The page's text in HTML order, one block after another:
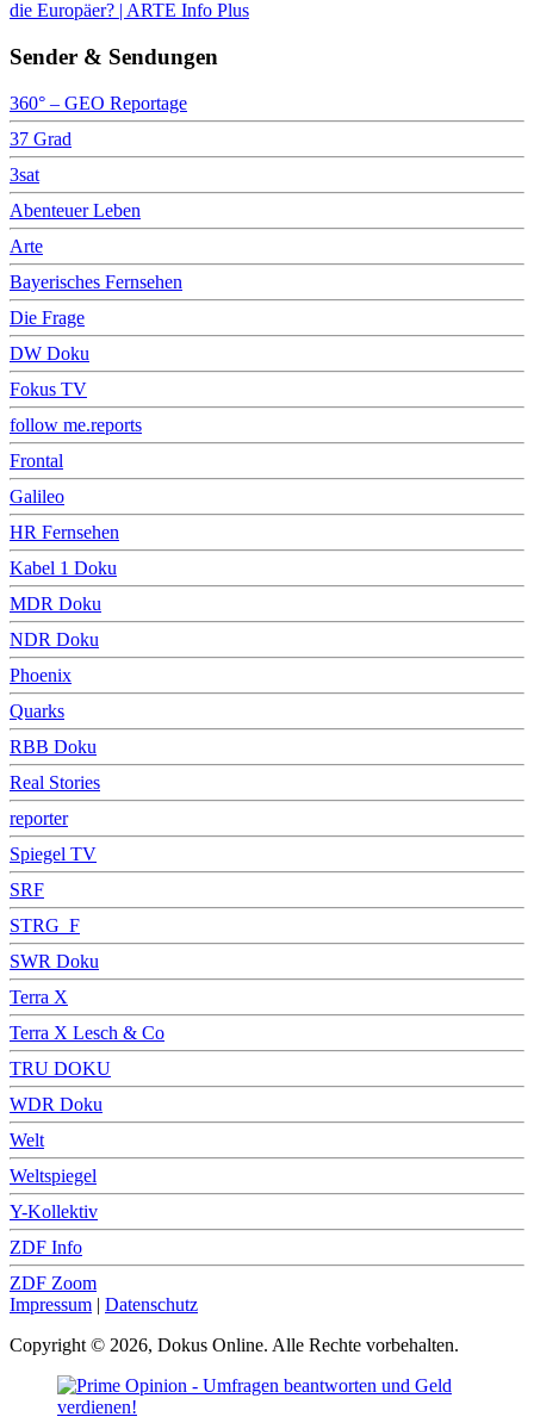
die Europäer? | ARTE Info Plus
Sender & Sendungen
360° – GEO Reportage
37 Grad
3sat
Abenteuer Leben
Arte
Bayerisches Fernsehen
Die Frage
DW Doku
Fokus TV
follow me.reports
Frontal
Galileo
HR Fernsehen
Kabel 1 Doku
MDR Doku
NDR Doku
Phoenix
Quarks
RBB Doku
Real Stories
reporter
Spiegel TV
SRF
STRG_F
SWR Doku
Terra X
Terra X Lesch & Co
TRU DOKU
WDR Doku
Welt
Weltspiegel
Y-Kollektiv
ZDF Info
ZDF Zoom
Impressum | Datenschutz
Copyright © 2026, Dokus Online. Alle Rechte vorbehalten.